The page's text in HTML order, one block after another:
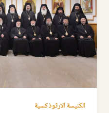
الكنيسة الارثوذكسية